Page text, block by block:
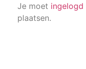
Je moet ingelogd
plaatsen.